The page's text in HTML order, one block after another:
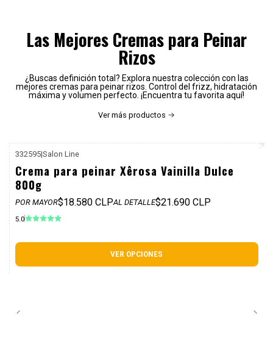
Las Mejores Cremas para Peinar
Rizos
¿Buscas definición total? Explora nuestra colección con las
mejores cremas para peinar rizos. Control del frizz, hidratación
máxima y volumen perfecto. ¡Encuentra tu favorita aquí!
Ver más productos
332595|Salon Line
Crema para peinar Xêrosa Vainilla Dulce
800g
POR MAYOR$18.580 CLPAL DETALLE$21.690 CLP
5.0
VER OPCIONES